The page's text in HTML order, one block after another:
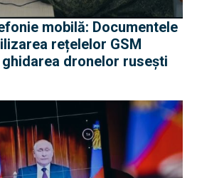
mobilă: Documentele
rețelelor GSM
dronelor rusești